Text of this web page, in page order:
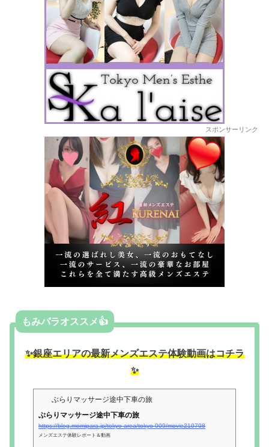
スポンサーリンク
もみパラオススメ👍
✨銀座エリアの最新メンズエステ体験動画はコチラ
✨
ぶらりマッサージ途中下車の旅
ぶらりマッサージ途中下車の旅
https://blog.momipara.jp/tokyo-area/tokyo-009/movie210708
メンズエステ体験レポート＆動画